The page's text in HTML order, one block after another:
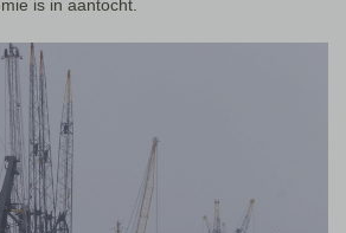
is in aantocht.